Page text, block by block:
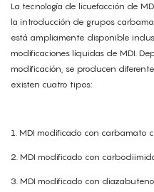
La tecnología de licuefacción de
la introducción de grupos
está ampliamente disponible
modificaciones líquidas de MDI.
modificación, se producen
existen cuatro tipos:
1. MDI modificado con carbamato
2. MDI modificado con
3. MDI modificado con